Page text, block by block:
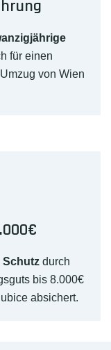
für einen
von Wien
Schutz durch
bis 8.000€
absichert.